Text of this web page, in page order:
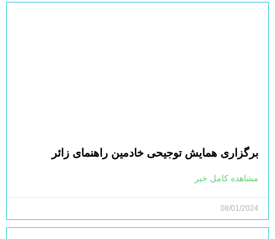
برگزاری همایش توجیحی خادمین راهنمای زائر
مشاهده کامل خبر
08/01/2024